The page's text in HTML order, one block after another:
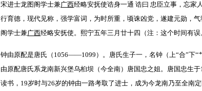
宋进士龙图阁学士兼广西经略安抚使诰身一通 诰曰 忠臣立事，忘家
行育德，现代见称，强学富词，为时所重，顷诛凶党，遂建元勋，
阁学士兼广西经略安抚使。熙宁五年三月廿十四（注：这个时间有误
钟由原配是唐氏（1056——1099）。唐氏生子一，名钟（上“合”下“
由原配唐氏系龙南新兴堡乌桕坝（今全南）唐国忠之姐。唐国忠生
读书，19岁时与26岁的钟由一路考取了进士，成为今龙南乃至全南